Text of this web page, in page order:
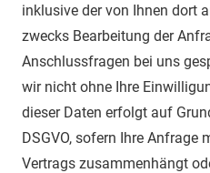
inklusive der von Ihnen dort
zwecks Bearbeitung der
Anschlussfragen bei uns
wir nicht ohne Ihre
dieser Daten erfolgt auf
DSGVO, sofern Ihre Anfrage
Vertrags zusammenhängt